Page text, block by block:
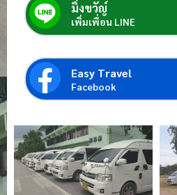
มิ่งขวัญ์
เพิ่มเพื่อน LINE
Easy Travel
Facebook